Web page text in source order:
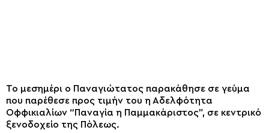
Το μεσημέρι ο Παναγιώτατος παρακάθησε σε γεύμα
που παρέθεσε προς τιμήν του η Αδελφότητα
Οφφικιαλίων “Παναγία η Παμμακάριστος”, σε κεντρικό
ξενοδοχείο της Πόλεως.